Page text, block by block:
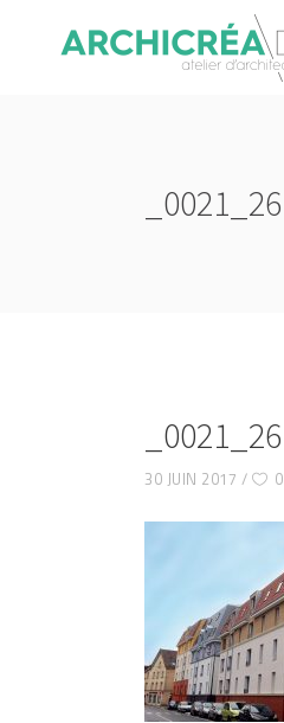
_0021_26
_0021_26
30 JUIN 2017 0